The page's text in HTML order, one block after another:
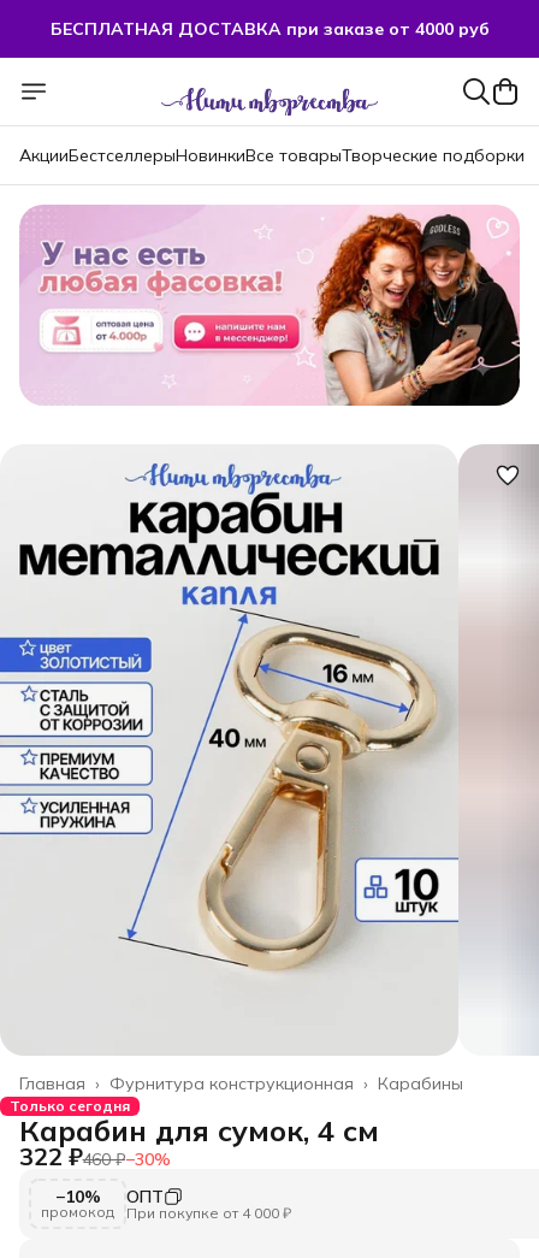
БЕСПЛАТНАЯ ДОСТАВКА при заказе от 4000 руб
БЕСПЛАТНАЯ ДОСТАВКА при заказе от 4000 руб
АкцииБестселлерыНовинкиВсе товарыТворческие подборки
Карабины
Фурнитура конструкционная ›
Главная ›
Только сегодня
Карабин для сумок, 4 см
322 ₽460 ₽−30%
−10%
промокод
ОПТ
При покупке от 4 000 ₽